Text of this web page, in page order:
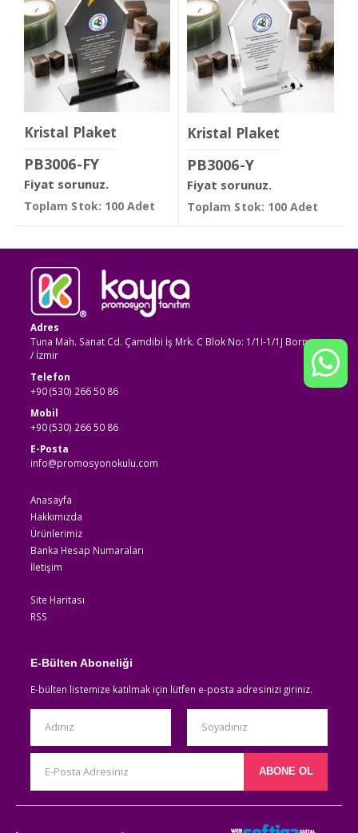
Kristal Plaket
PB3006-FY
Fiyat sorunuz.
Toplam Stok: 100 Adet
Kristal Plaket
PB3006-Y
Fiyat sorunuz.
Toplam Stok: 100 Adet
Adres
Tuna Mah. Sanat Cd. Çamdibi İş Mrk. C Blok No: 1/1I-1/1J Bornova
/ İzmir
Telefon
+90 (530) 266 50 86
Mobil
+90 (530) 266 50 86
E-Posta
info@promosyonokulu.com
Anasayfa
Hakkımızda
Ürünlerimiz
Banka Hesap Numaraları
İletişim
Site Haritası
RSS
E-Bülten Aboneliği
E-bülten listemize katılmak için lütfen e-posta adresinizi giriniz.